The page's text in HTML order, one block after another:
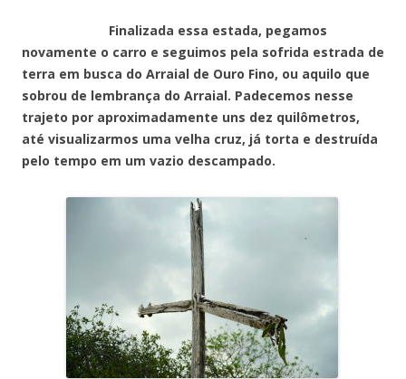
Finalizada essa estada, pegamos
novamente o carro e seguimos pela sofrida estrada de
terra em busca do Arraial de Ouro Fino, ou aquilo que
sobrou de lembrança do Arraial. Padecemos nesse
trajeto por aproximadamente uns dez quilômetros,
até visualizarmos uma velha cruz, já torta e destruída
pelo tempo em um vazio descampado.